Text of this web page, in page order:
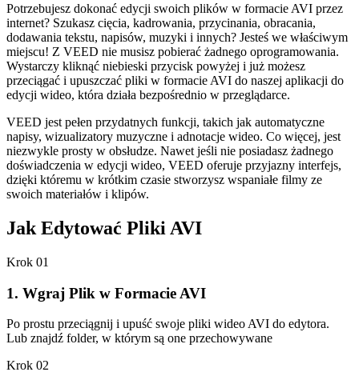
Potrzebujesz dokonać edycji swoich plików w formacie AVI przez
internet? Szukasz cięcia, kadrowania, przycinania, obracania,
dodawania tekstu, napisów, muzyki i innych? Jesteś we właściwym
miejscu! Z VEED nie musisz pobierać żadnego oprogramowania.
Wystarczy kliknąć niebieski przycisk powyżej i już możesz
przeciągać i upuszczać pliki w formacie AVI do naszej aplikacji do
edycji wideo, która działa bezpośrednio w przeglądarce.
VEED jest pełen przydatnych funkcji, takich jak automatyczne
napisy, wizualizatory muzyczne i adnotacje wideo. Co więcej, jest
niezwykle prosty w obsłudze. Nawet jeśli nie posiadasz żadnego
doświadczenia w edycji wideo, VEED oferuje przyjazny interfejs,
dzięki któremu w krótkim czasie stworzysz wspaniałe filmy ze
swoich materiałów i klipów.
Jak Edytować Pliki AVI
Krok 01
1. Wgraj Plik w Formacie AVI
Po prostu przeciągnij i upuść swoje pliki wideo AVI do edytora.
Lub znajdź folder, w którym są one przechowywane
Krok 02